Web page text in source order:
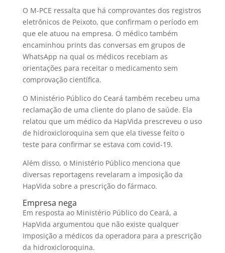
O M-PCE ressalta que há comprovantes dos registros
eletrônicos de Peixoto, que confirmam o período em
que ele atuou na empresa. O médico também
encaminhou prints das conversas em grupos de
WhatsApp na qual os médicos recebiam as
orientações para receitar o medicamento sem
comprovação científica.
O Ministério Público do Ceará também recebeu uma
reclamação de uma cliente do plano de saúde. Ela
relatou que um médico da HapVida prescreveu o uso
de hidroxicloroquina sem que ela tivesse feito o
teste para confirmar se estava com covid-19.
Além disso, o Ministério Público menciona que
diversas reportagens revelaram a imposição da
HapVida sobre a prescrição do fármaco.
Empresa nega
Em resposta ao Ministério Público do Ceará, a
HapVida argumentou que não existe qualquer
imposição a médicos da operadora para a prescrição
da hidroxicloroquina.